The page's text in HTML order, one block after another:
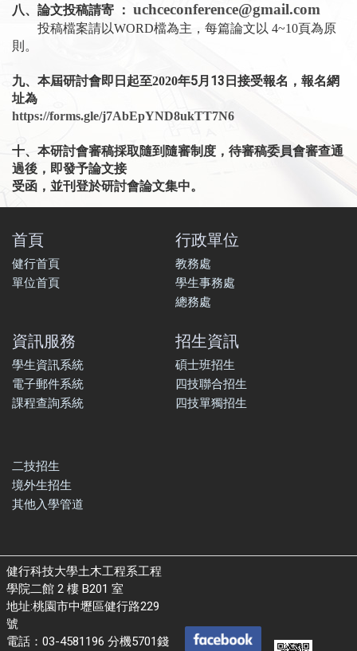
八、論文投稿請寄 ： uchceconference@gmail.com
投稿檔案請以WORD檔為主，每篇論文以 4~10頁為原
則。
九、本屆研討會即日起至2020年5月13日接受報名，報名網
址為
https://forms.gle/j7AbEpYND8ukTT7N6
十、本研討會審稿採取隨到隨審制度，待審稿委員會審查通
過後，即發予論文接
受函，並刊登於研討會論文集中。
首頁
健行首頁
單位首頁
行政單位
教務處
學生事務處
總務處
資訊服務
學生資訊系統
電子郵件系統
課程查詢系統
招生資訊
碩士班招生
四技聯合招生
四技單獨招生
二技招生
境外生招生
其他入學管道
健行科技大學土木工程系工程
學院二館 2 樓 B201 室
地址:桃園市中壢區健行路229
號
電話：03-4581196 分機5701錢